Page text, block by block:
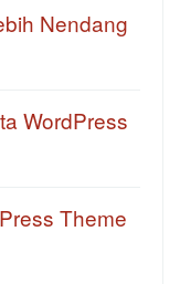
Nendang
WordPress
Theme